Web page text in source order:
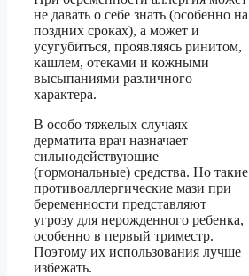
не давать о себе знать (особенно на
поздних сроках), а может и
усугубиться, проявляясь ринитом,
кашлем, отеками и кожными
высыпаниями различного
характера.
В особо тяжелых случаях
дерматита врач назначает
сильнодействующие
(гормональные) средства. Но такие
противоаллергические мази при
беременности представляют
угрозу для нерожденного ребенка,
особенно в первый триместр.
Поэтому их использования лучше
избежать.